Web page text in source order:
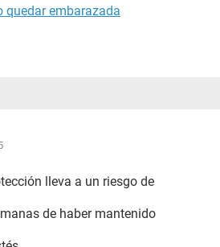
quedar embarazada
lleva a un riesgo de
de haber mantenido